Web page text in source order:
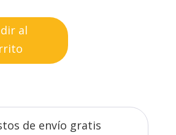
al
de envío gratis